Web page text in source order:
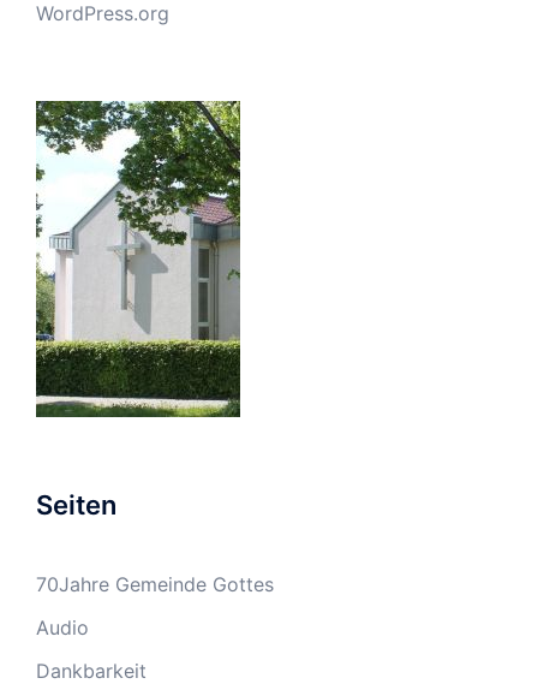
WordPress.org
Seiten
70Jahre Gemeinde Gottes
Audio
Dankbarkeit